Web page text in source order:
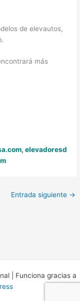
de elevautos,
más
elevadoresd
Entrada siguiente →
| Funciona gracias a